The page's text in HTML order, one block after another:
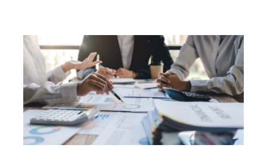
o
cash
flow
para
PYMES:
la
guía
que